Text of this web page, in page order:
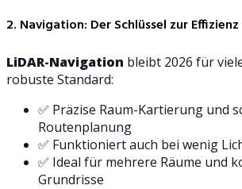
2. Navigation: Der Schlüssel zur Effizienz
LiDAR-Navigation bleibt 2026 für
robuste Standard:
✅ Präzise Raum-Kartierung und
Routenplanung
✅ Funktioniert auch bei wenig
✅ Ideal für mehrere Räume und
Grundrisse